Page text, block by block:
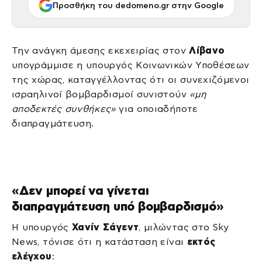
Προσθήκη του dedomeno.gr στην Google
Την ανάγκη άμεσης εκεχειρίας στονΛίβανο
υπογράμμισε η υπουργός Κοινωνικών Υποθέσεων
της χώρας, καταγγέλλοντας ότι οι συνεχιζόμενοι
ισραηλινοί βομβαρδισμοί συνιστούν «μη
αποδεκτές συνθήκες»για οποιαδήποτε
διαπραγμάτευση.
«Δεν μπορεί να γίνεται
διαπραγμάτευση υπό βομβαρδισμό»
Η υπουργός Χανίν Σάγεντ, μιλώντας στο Sky
News, τόνισε ότι η κατάσταση είναι εκτός
ελέγχου: